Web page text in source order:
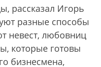
рассказал Игорь
разные способы
невест, любовниц
которые готовы
бизнесмена,